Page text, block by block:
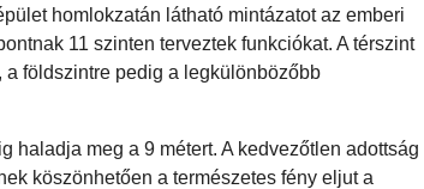
homlokzatán látható mintázatot az emberi
11 szinten terveztek funkciókat. A térszint
földszintre pedig a legkülönbözőbb
haladja meg a 9 métert. A kedvezőtlen adottság
köszönhetően a természetes fény eljut a